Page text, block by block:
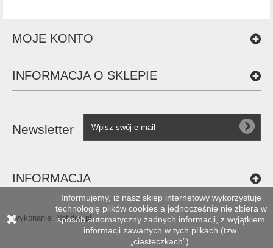
MOJE KONTO
INFORMACJA O SKLEPIE
Newsletter
INFORMACJA
Informujemy, iż nasz sklep internetowy wykorzystuje
technologię plików cookies a jednocześnie nie zbiera w
sposób automatyczny żadnych informacji, z wyjątkiem
informacji zawartych w tych plikach (tzw.
„ciasteczkach”).
Wykonanie: Netidea.pl